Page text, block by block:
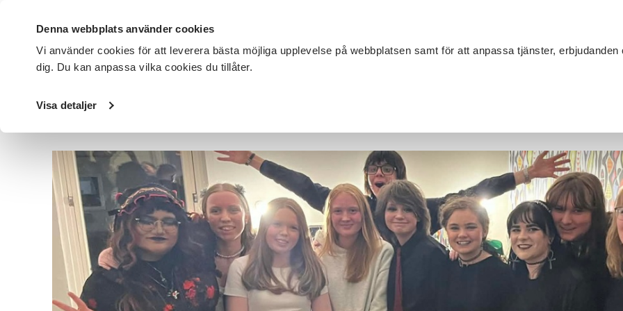
Denna webbplats använder cookies
Vi använder cookies för att leverera bästa möjliga upplevelse på webbplatsen samt för att anpassa tjänster, erbjudanden
dig. Du kan anpassa vilka cookies du tillåter.
Visa detaljer
DET HÄR GÖR VI FÖR DIG SOM SÖK KURSER OCH EVENEMANG
Startsida / Avdelningar